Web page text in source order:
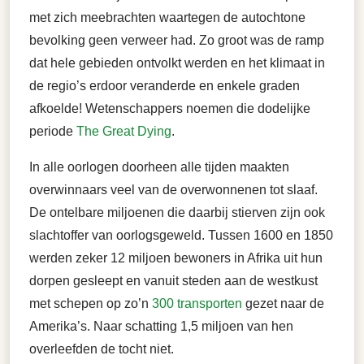
met zich meebrachten waartegen de autochtone
bevolking geen verweer had. Zo groot was de ramp
dat hele gebieden ontvolkt werden en het klimaat in
de regio’s erdoor veranderde en enkele graden
afkoelde! Wetenschappers noemen die dodelijke
periode The Great Dying.
In alle oorlogen doorheen alle tijden maakten
overwinnaars veel van de overwonnenen tot slaaf.
De ontelbare miljoenen die daarbij stierven zijn ook
slachtoffer van oorlogsgeweld. Tussen 1600 en 1850
werden zeker 12 miljoen bewoners in Afrika uit hun
dorpen gesleept en vanuit steden aan de westkust
met schepen op zo’n 300 transporten gezet naar de
Amerika’s. Naar schatting 1,5 miljoen van hen
overleefden de tocht niet.